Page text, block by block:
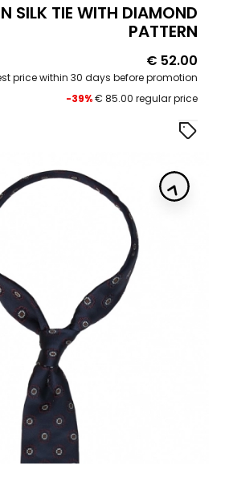
SILK TIE WITH DIAMOND
PATTERN
Price
€ 52.00
price within 30 days before promotion
-39%€ 85.00 regular price